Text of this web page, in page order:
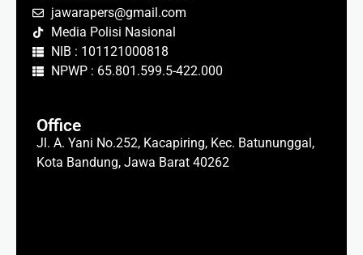
jawarapers@gmail.com
Media Polisi Nasional
NIB : 101121000818
NPWP : 65.801.599.5-422.000
Office
Jl. A. Yani No.252, Kacapiring, Kec. Batununggal,
Kota Bandung, Jawa Barat 40262